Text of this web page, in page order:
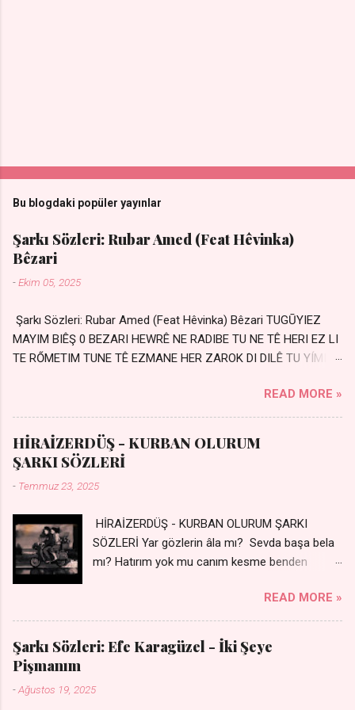
Bu blogdaki popüler yayınlar
Şarkı Sözleri: Rubar Amed (Feat Hêvinka)
Bêzari
-Ekim 05, 2025
Şarkı Sözleri: Rubar Amed (Feat Hêvinka) Bêzari TUGŪYIEZ
MAYIM BIÊŞ 0 BEZARI HEWRÊ NE RADIBE TU NE TÊ HERI EZ LI
TE RŐMETIM TUNE TÊ EZMANE HER ZAROK DI DILÊ TU YÍMIN
Silinmis yarıda. Hasretin yel gibi Eser yar içimden Bir kıza sevdalı
Yaralı adamım. Sensizlik bir hançer Geceler susmuyor Yaralı
kalbimde Bir sızı durmuyor Tu yi bihare min Ez ji payizim Li
dile şevên min Teng e nefes im Adını sayıklar Uykusuz
geceler Sensiz her sabahım Sessiz ve kederli
READ MORE »
HİRAİZERDÜŞ - KURBAN OLURUM
ŞARKI SÖZLERİ
- Temmuz 23, 2025
HİRAİZERDÜŞ - KURBAN OLURUM ŞARKI
SÖZLERİ Yar gözlerin âla mı? Sevda başa bela
mı? Hatırım yok mu canım kesme benden
dünyayı durdururum Ben sana yoldaş olurum
kurban olurum.. - Sen gülümse bi yol bulurum
Yaslanırsan dağ olurum Ben sana sevda olurum
kurban olurum Can canım cananım Yar gözlerin
almış Sen de bana varman mı? - Sen üzülme bi
READ MORE »
Şarkı Sözleri: Efe Karagüzel - İki Şeye
Pişmanım
-Ağustos 19, 2025